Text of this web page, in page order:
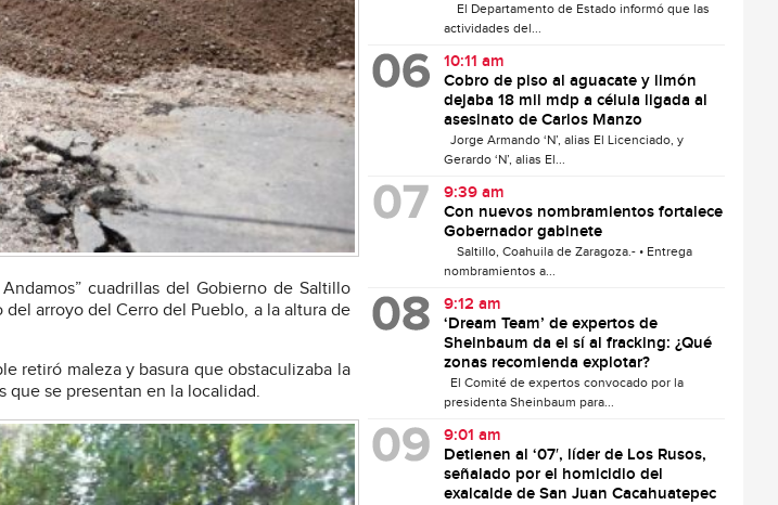
cuadrillas del Gobierno de Saltillo
arroyo del Cerro del Pueblo, a la altura de
retiró maleza y basura que obstaculizaba la
que se presentan en la localidad.
El Departamento de Estado informó que las
actividades del...
10:11 am
Cobro de piso al aguacate y limón
dejaba 18 mil mdp a célula ligada al
asesinato de Carlos Manzo
Jorge Armando ‘N’, alias El Licenciado, y
Gerardo ‘N’, alias El...
9:39 am
Con nuevos nombramientos fortalece
Gobernador gabinete
Saltillo, Coahuila de Zaragoza.- • Entrega
nombramientos a...
9:12 am
‘Dream Team’ de expertos de
Sheinbaum da el sí al fracking: ¿Qué
zonas recomienda explotar?
El Comité de expertos convocado por la
presidenta Sheinbaum para...
9:01 am
Detienen al ‘07′, líder de Los Rusos,
señalado por el homicidio del
exalcalde de San Juan Cacahuatepec